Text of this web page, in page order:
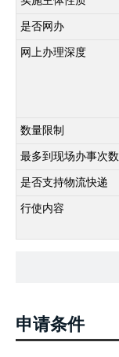
是否网办
网上办理深度
数量限制
最多到现场办事次数
是否支持物流快递
行使内容
申请条件